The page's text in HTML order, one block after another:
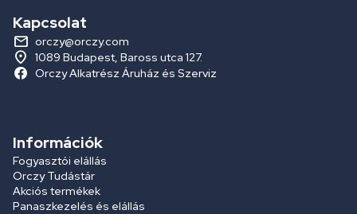
Kapcsolat
orczy@orczy.com
1089 Budapest, Baross utca 127.
Orczy Alkatrész Áruház és Szerviz
Információk
Fogyasztói elállás
Orczy Tudástár
Akciós termékek
Panaszkezelés és elállás